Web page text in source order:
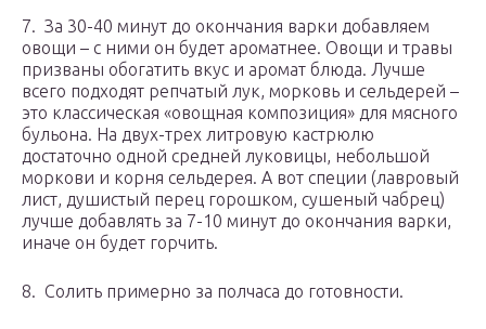
7. За 30-40 минут до окончания варки добавляем
овощи – с ними он будет ароматнее. Овощи и травы
призваны обогатить вкус и аромат блюда. Лучше
всего подходят репчатый лук, морковь и сельдерей –
это классическая «овощная композиция» для мясного
бульона. На двух-трех литровую кастрюлю
достаточно одной средней луковицы, небольшой
моркови и корня сельдерея. А вот специи (лавровый
лист, душистый перец горошком, сушеный чабрец)
лучше добавлять за 7-10 минут до окончания варки,
иначе он будет горчить.
8. Солить примерно за полчаса до готовности.